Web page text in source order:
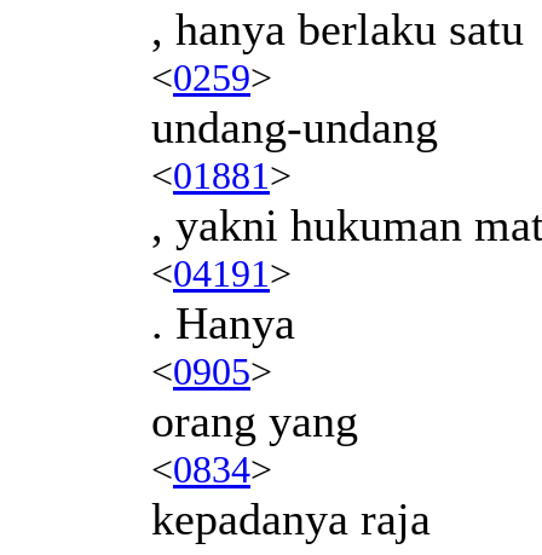
, hanya berlaku satu
<0259>
undang-undang
<01881>
, yakni hukuman
<04191>
. Hanya
<0905>
orang yang
<0834>
kepadanya raja